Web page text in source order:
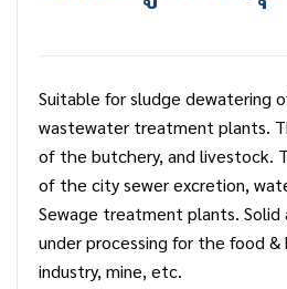
Suitable for sludge dewatering
wastewater treatment plants.
of the butchery, and livestock.
of the city sewer excretion,
Sewage treatment plants. Solid
under processing for the food
industry, mine, etc.